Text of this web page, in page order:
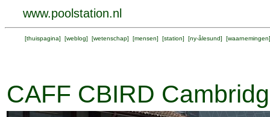
www.poolstation.nl
[thuispagina] [weblog] [wetenschap] [mensen] [station] [ny-ålesund] [waarnemingen
CAFF CBIRD